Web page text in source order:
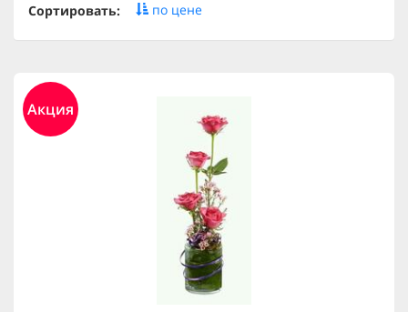
Сортировать: по цене
Акция